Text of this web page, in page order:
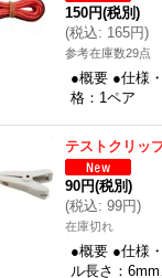
150円(税別)
(税込: 165円)
参考在庫数29点
●概要 ●仕様
格：1ペア
テストクリッ
90円(税別)
(税込: 99円)
在庫切れ
●概要 ●仕様
ル長さ：